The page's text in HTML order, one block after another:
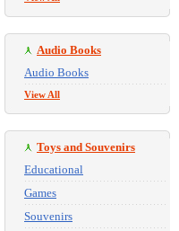
Audio Books
Audio Books
View All
Toys and Souvenirs
Educational
Games
Souvenirs